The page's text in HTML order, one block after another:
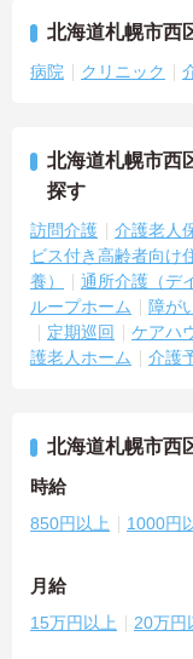
北海道札幌市西
病院 クリニック
北海道札幌市西
探す
訪問介護 介護老人
ビス付き高齢者向け
養）
通所介護（デ
ループホーム
障が
定期巡回
ケアハ
護老人ホーム
介護
北海道札幌市西
時給
850円以上 1000円
月給
15万円以上 20万円